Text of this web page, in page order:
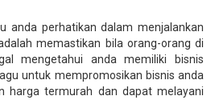
anda perhatikan dalam menjalankan
memastikan bila orang-orang di
mengetahui anda memiliki bisnis
untuk mempromosikan bisnis anda
harga termurah dan dapat melayani